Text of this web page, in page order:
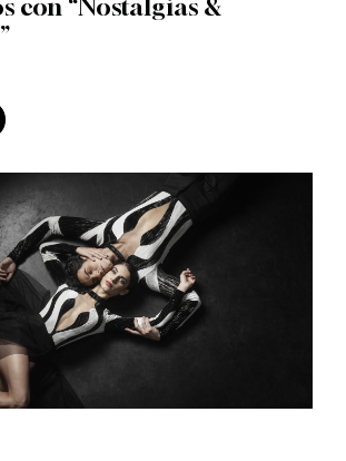
con “Nostalgias &